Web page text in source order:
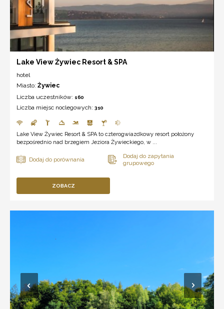
Lake View Żywiec Resort & SPA
hotel
Miasto: Żywiec
Liczba uczestników: 160
Liczba miejsc noclegowych: 310
Lake View Żywiec Resort & SPA to czterogwiazdkowy resort położony
bezpośrednio nad brzegiem Jeziora Żywieckiego, w ...
ZOBACZ